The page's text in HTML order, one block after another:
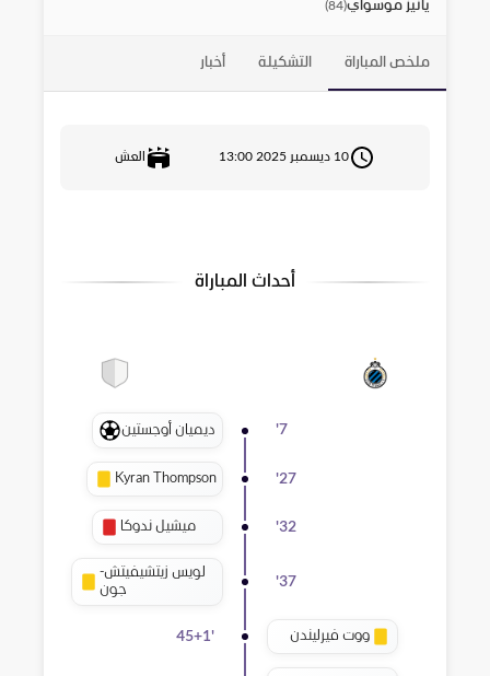
يانيز موسواي(
84
)
ملخص المباراة التشكيلة أخبار
10 ديسمبر 2025 13:00 العش
أحداث المباراة
7
' ديميان أوجستين
27
'
Kyran Thompson
32
' ميشيل ندوكا
37
'
لويس زيتشيفيتش-
جون
ووت فيرليندن 45+1'